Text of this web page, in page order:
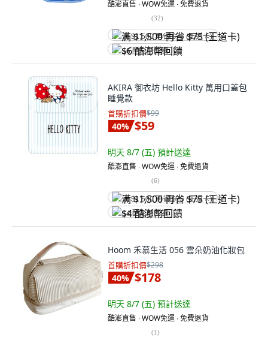
酷澎直售 ∙ WOW免運 ∙ 免費退貨
(32)
满 $1,500 再省 $75 (王道卡)
$6 酷澎幣回饋
AKIRA 御衣坊 Hello Kitty 萬用口蓋包
睡覺款
首購折扣價$99
40% $59
明天 8/7 (五) 預計送達
酷澎直售 ∙ WOW免運 ∙ 免費退貨
(6)
满 $1,500 再省 $75 (王道卡)
$4 酷澎幣回饋
Hoom 禾慕生活 056 雲朵奶油化妝包
首購折扣價$298
40% $178
明天 8/7 (五) 預計送達
酷澎直售 ∙ WOW免運 ∙ 免費退貨
(1)